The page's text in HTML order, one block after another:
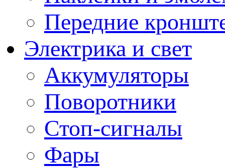
Передние
Электрика и свет
Аккумуляторы
Поворотники
Стоп-сигналы
Фары